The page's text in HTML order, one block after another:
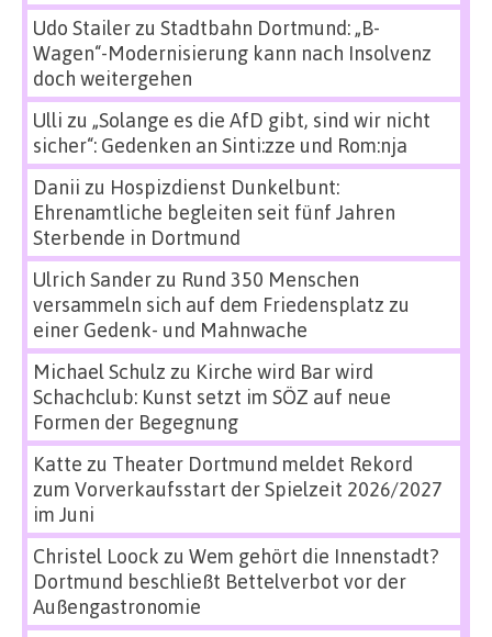
Udo Stailerzu Stadtbahn Dortmund: „B-
Wagen“-Modernisierung kann nach Insolvenz
doch weitergehen
Ulli zu „Solange es die AfD gibt, sind wir nicht
sicher“: Gedenken an Sinti:zze und Rom:nja
Danii zu Hospizdienst Dunkelbunt:
Ehrenamtliche begleiten seit fünf Jahren
Sterbende in Dortmund
Ulrich Sanderzu Rund 350 Menschen
versammeln sich auf dem Friedensplatz zu
einer Gedenk- und Mahnwache
Michael Schulz zu Kirche wird Bar wird
Schachclub: Kunst setzt im SÖZ auf neue
Formen der Begegnung
Katte zu Theater Dortmund meldet Rekord
zum Vorverkaufsstart der Spielzeit 2026/2027
im Juni
Christel Loock zu Wem gehört die Innenstadt?
Dortmund beschließt Bettelverbot vor der
Außengastronomie